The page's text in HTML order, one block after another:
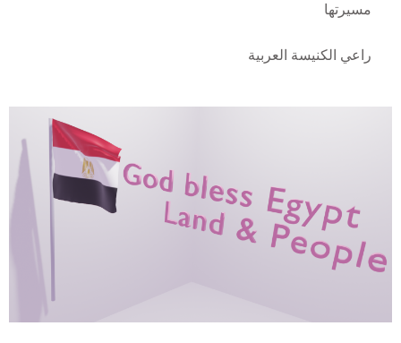
مسيرتها
راعي الكنيسة العربية